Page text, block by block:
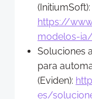
(InitiumSoft):
https://
modelos-ia/
Soluciones
para
(Eviden):
es/